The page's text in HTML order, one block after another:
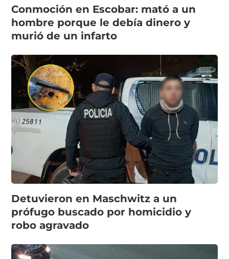
Conmoción en Escobar: mató a un
hombre porque le debía dinero y
murió de un infarto
Detuvieron en Maschwitz a un
prófugo buscado por homicidio y
robo agravado